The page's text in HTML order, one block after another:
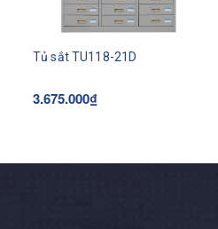
Tủ sắt TU118-21D
3.675.000₫